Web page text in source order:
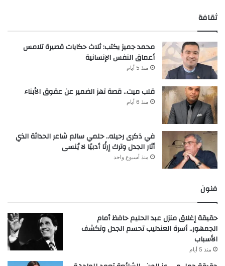
ثقافة
محمد جميز يكتب: ثلاث حكايات قصيرة تلامس
أعماق النفس الإنسانية
منذ 5 أيام
قلب ميت.. قصة تهز الضمير عن عقوق الأبناء
منذ 6 أيام
في ذكرى رحيله.. حلمي سالم شاعر الحداثة الذي
أثار الجدل وترك إرثًا أدبيًا لا يُنسى
منذ أسبوع واحد
فنون
حقيقة إغلاق منزل عبد الحليم حافظ أمام
الجمهور.. أسرة العندليب تحسم الجدل وتكشف
الأسباب
منذ 5 أيام